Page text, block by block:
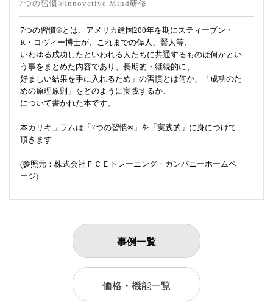
7つの習慣®Innovative Mind研修
7つの習慣®とは、アメリカ建国200年を期にスティーブン・
R・コヴィー博士が、これまでの偉人、賢人等、
いわゆる成功したといわれる人たちに共通するものは何かとい
う事をまとめた内容であり、長期的・継続的に、
好ましい結果を手に入れるため」の習慣とは何か、「成功のた
めの原理原則」をどのように実践するか、
について書かれた本です。
本カリキュラムは「7つの習慣®」を「実践的」に身につけて
頂きます
(参照元：株式会社ＦＣＥトレーニング・カンパニーホームペ
ージ)
事例一覧
価格・機能一覧